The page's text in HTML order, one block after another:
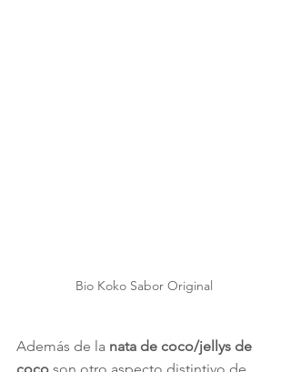
Bio Koko Sabor Original
Además de la nata de coco/jellys de
coco son otro aspecto distintivo de